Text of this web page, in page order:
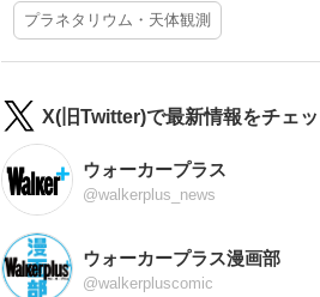
プラネタリウム・天体観測
X(旧Twitter)で最新情報をチェッ
ウォーカープラス
@walkerplus_news
ウォーカープラス漫画部
@walkerpluscomic